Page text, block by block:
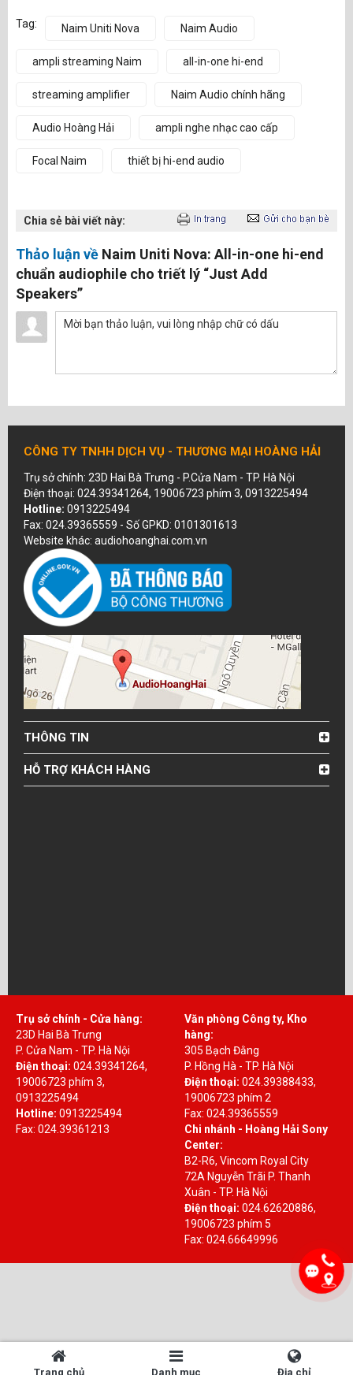
Tag: Naim Uniti Nova Naim Audio
ampli streaming Naim all-in-one hi-end
streaming amplifier Naim Audio chính hãng
Audio Hoàng Hải ampli nghe nhạc cao cấp
Focal Naim thiết bị hi-end audio
Chia sẻ bài viết này:
Thảo luận về Naim Uniti Nova: All-in-one hi-end
chuẩn audiophile cho triết lý “Just Add
Speakers”
Trang chủ Danh mục Địa chỉ
CÔNG TY TNHH DỊCH VỤ - THƯƠNG MẠI HOÀNG HẢI
Trụ sở chính: 23D Hai Bà Trưng - P.Cửa Nam - TP. Hà Nội
Điện thoại: 024.39341264, 19006723 phím 3, 0913225494
Hotline: 0913225494
Fax: 024.39365559 - Số GPKD: 0101301613
Website khác: audiohoanghai.com.vn
THÔNG TIN
HỖ TRỢ KHÁCH HÀNG
Trụ sở chính - Cửa hàng:
23D Hai Bà Trưng
P. Cửa Nam - TP. Hà Nội
Điện thoại: 024.39341264,
19006723 phím 3,
0913225494
Hotline: 0913225494
Fax: 024.39361213
Văn phòng Công ty, Kho
hàng:
305 Bạch Đằng
P. Hồng Hà - TP. Hà Nội
Điện thoại: 024.39388433,
19006723 phím 2
Fax: 024.39365559
Chi nhánh - Hoàng Hải Sony
Center:
B2-R6, Vincom Royal City
72A Nguyễn Trãi P. Thanh
Xuân - TP. Hà Nội
Điện thoại: 024.62620886,
19006723 phím 5
Fax: 024.66649996